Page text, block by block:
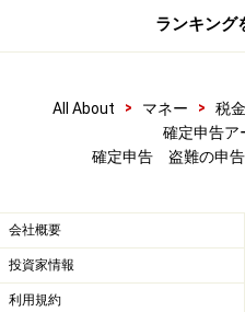
ランキング
All About > マネー > 税
確定申告ア
確定申告 盗難の申告
会社概要
投資家情報
利用規約